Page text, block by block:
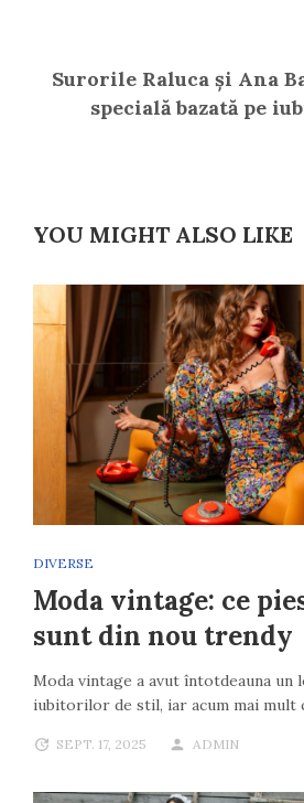
Surorile Raluca și Ana
specială bazată pe
YOU MIGHT ALSO LIKE
DIVERSE
Moda vintage: ce
sunt din nou trendy
Moda vintage a avut întotdeauna un
iubitorilor de stil, iar acum mai mult
SEPT. 17, 2025 ADMIN